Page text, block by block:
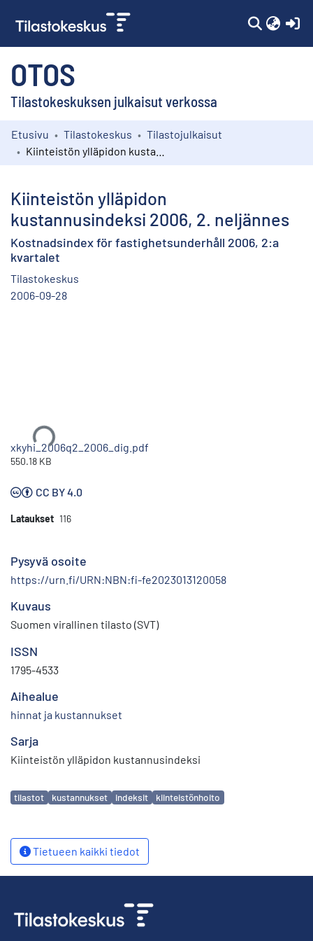
OTOS
Tilastokeskuksen julkaisut verkossa
Kokoelmat
Etusivu Tilastokeskus
Tilastojulkaisut
Kiinteistön ylläpidon
kustannusindeksi 2006, 2. neljännes
Kostnadsindex för fastighetsunderhåll 2006, 2:a
kvartalet
Tilastokeskus
2006-09-28
Ladataan...
xkyhi_2006q2_2006_dig.pdf
550.18 KB
CC BY 4.0
Lataukset 116
Pysyvä osoite
https://urn.fi/URN:NBN:fi-fe2023013120058
Kuvaus
Suomen virallinen tilasto (SVT)
ISSN
1795-4533
Aihealue
hinnat ja kustannukset
Sarja
Kiinteistön ylläpidon kustannusindeksi
Avainsanat
tilastot kustannukset indeksit kiinteistönhoito
Tietueen kaikki tiedot